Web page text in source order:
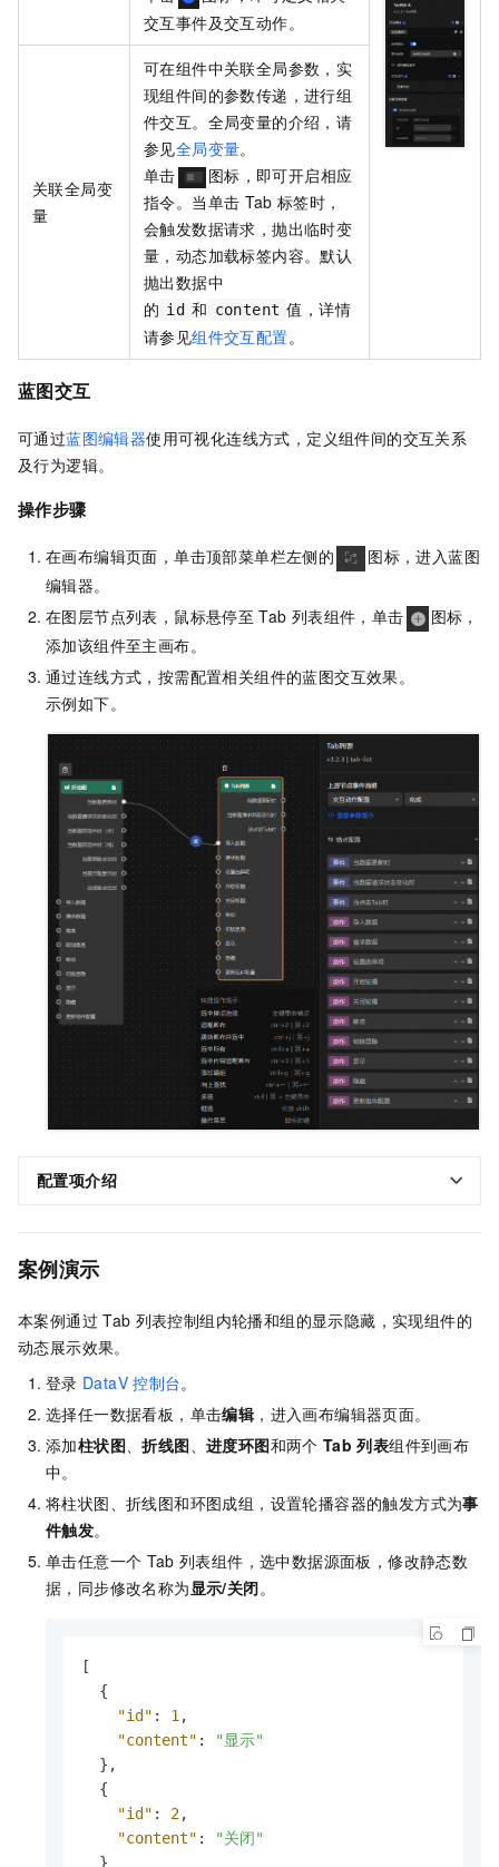
交互事件及交互动作。
关联全局变
量
可在组件中关联全局参数，实
现组件间的参数传递，进行组
件交互。全局变量的介绍，请
参见全局变量。
单击
图标，即可开启相应
指令。当单击 Tab 标签时，
会触发数据请求，抛出临时变
量，动态加载标签内容。默认
抛出数据中
的 id 和 content 值，详情
请参见组件交互配置。
蓝图交互
可通过蓝图编辑器使用可视化连线方式，定义组件间的交互关系
及行为逻辑。
操作步骤
在画布编辑页面，单击顶部菜单栏左侧的
图标，进入蓝图
编辑器。
在图层节点列表，鼠标悬停至 Tab 列表组件，单击
图标，
添加该组件至主画布。
通过连线方式，按需配置相关组件的蓝图交互效果。
示例如下。
配置项介绍
案例演示
本案例通过 Tab 列表控制组内轮播和组的显示隐藏，实现组件的
动态展示效果。
登录 DataV 控制台。
选择任一数据看板，单击编辑 ，进入画布编辑器页面。
添加柱状图、折线图、进度环图和两个 Tab 列表组件到画布
中。
将柱状图、折线图和环图成组，设置轮播容器的触发方式为事
件触发。
单击任意一个 Tab 列表组件，选中数据源面板，修改静态数
据，同步修改名称为显示/关闭。
[
{
"id" : 1,
"content" :
"显示"
} ,
{
"id" : 2,
"content" :
"关闭"
}